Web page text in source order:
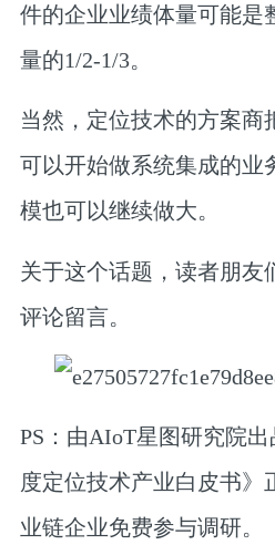
件的企业业绩体量可能是
量的1/2-1/3。
当然，定位技术的方案商
可以开始做系统集成的业
模也可以继续做大。
关于这个话题，读者朋友
评论留言。
PS：由AIoT星图研究院
度定位技术产业白皮书》
业链企业免费参与调研。